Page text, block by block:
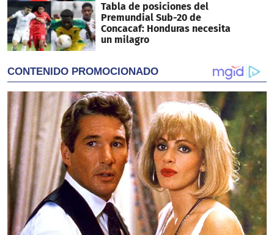
Tabla de posiciones del
Premundial Sub-20 de
Concacaf: Honduras necesita
un milagro